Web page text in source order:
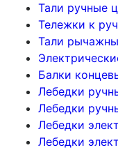
Тали ручные
Тележки к
Тали
Балки
Лебедки
Лебедки
Лебедки
Лебедки